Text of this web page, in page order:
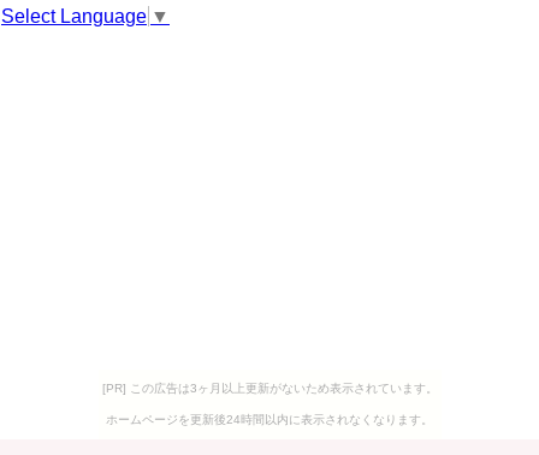
Select Language ▼
[PR] この広告は3ヶ月以上更新がないため表示されています。
ホームページを更新後24時間以内に表示されなくなります。